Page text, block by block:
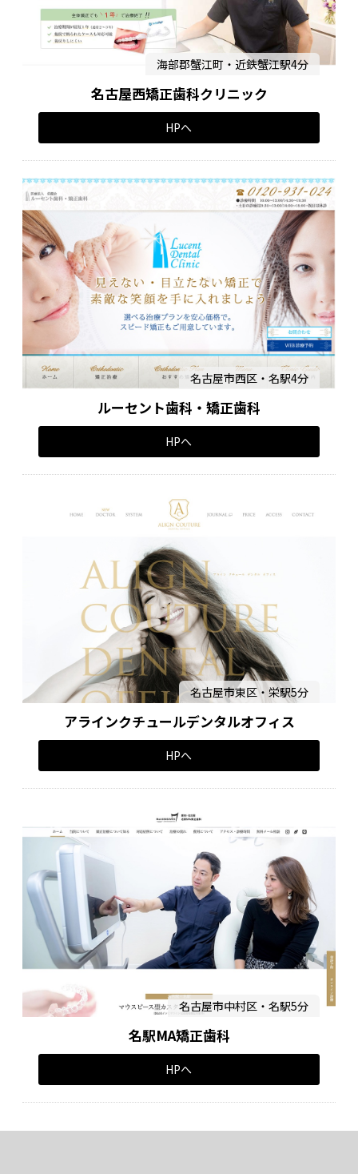
海部郡蟹江町・近鉄蟹江駅4分
名古屋西矯正歯科クリニック
HPへ
名古屋市西区・名駅4分
ルーセント歯科・矯正歯科
HPへ
名古屋市東区・栄駅5分
アラインクチュールデンタルオフィス
HPへ
名古屋市中村区・名駅5分
名駅MA矯正歯科
HPへ